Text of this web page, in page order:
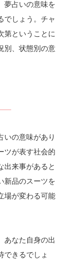
夢占いの意味を
でしょう。チャ
第ということに
別、状態別の意
いの意味があり
ツが表す社会的
出来事があると
新品のスーツを
場が変わる可能
あなた自身の出
できるでしょ